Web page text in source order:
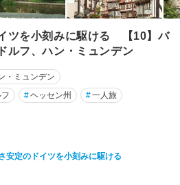
ツを小刻みに駆ける 【10】バ
ルフ、ハン・ミュンデン
・ミュンデン
#ヘッセン州 #一人旅
安定のドイツを小刻みに駆ける